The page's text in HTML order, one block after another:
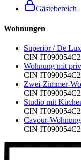
Gästebereich
Wohnungen
Superior / De
CIN
Wohnung mit
CIN
Zwei-Zimmer-
CIN
Studio mit
CIN
Cavour-
CIN